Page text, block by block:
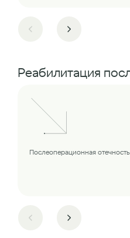
Реабилитация
Послеоперационная